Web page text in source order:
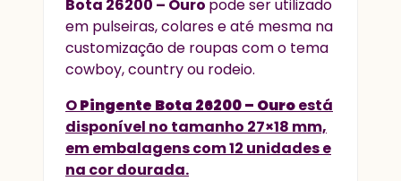
Bota 26200 – Ouro pode ser utilizado
em pulseiras, colares e até mesma na
customização de roupas com o tema
cowboy, country ou rodeio.
OPingente Bota 26200 – Ouroestá
disponível no tamanho 27×18 mm,
em embalagens com 12 unidades e
na cor dourada.